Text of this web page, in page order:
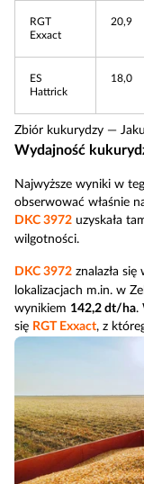
RGT
Exxact
20,9
ES
Hattrick
18,0
Zbiór kukurydzy —
Wydajność
Najwyższe wyniki w
obserwować właśnie
DKC 3972 uzyskała
wilgotności.
DKC 3972 znalazła
lokalizacjach m.in. w
wynikiem 142,2 dt/ha.
się RGT Exxact, z